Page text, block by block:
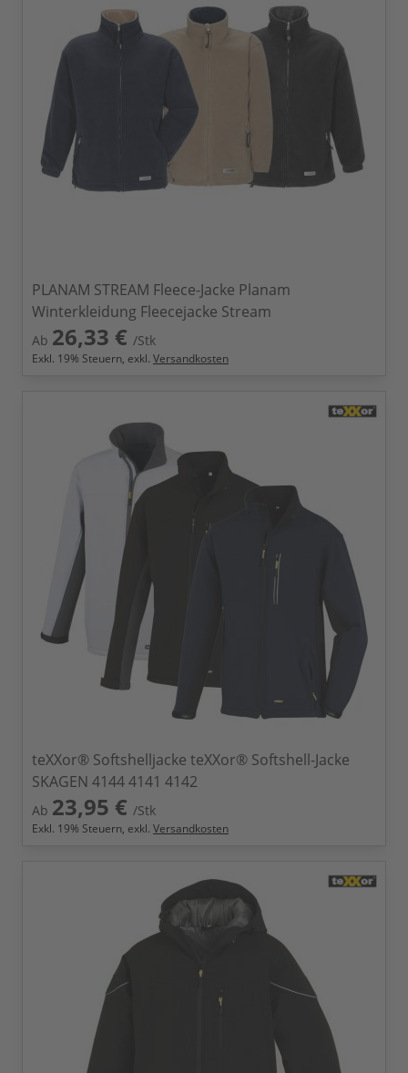
PLANAM STREAM Fleece-Jacke Planam
Winterkleidung Fleecejacke Stream
Ab 26,33 € /Stk
Exkl. 19% Steuern, exkl. Versandkosten
teXXor® Softshelljacke teXXor® Softshell-Jacke
SKAGEN 4144 4141 4142
Ab 23,95 € /Stk
Exkl. 19% Steuern, exkl. Versandkosten